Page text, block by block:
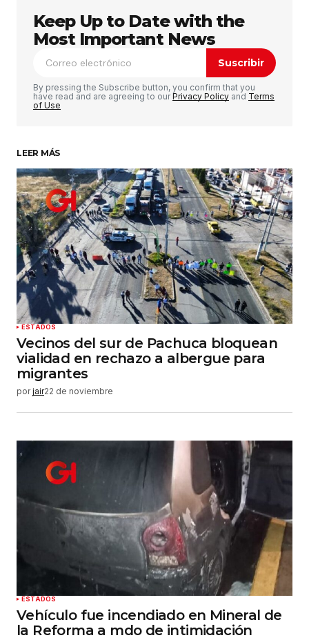
Tu dirección de correo electrónico no será
publicada. Los campos obligatorios están
marcados con*
Comentario *
Su nombre*
Tu correo electrónico*
Guardar mi nombre, correo electrónico y sitio
web en este navegador para la próxima vez que
haga un comentario.
Enviar comentario
Keep Up to Date with the
Most Important News
Suscribir
By pressing the Subscribe button, you confirm that you
have read and are agreeing to ourPrivacy Policy and Terms
of Use
LEER MÁS
ESTADOS
Vecinos del sur de Pachuca bloquean
vialidad en rechazo a albergue para
migrantes
por jair22 de noviembre
ESTADOS
Vehículo fue incendiado en Mineral de
la Reforma a mdo de intimidación